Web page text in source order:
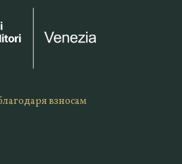
взносам